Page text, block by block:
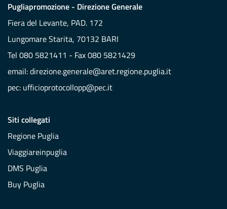
Pugliapromozione - Direzione Generale
Fiera del Levante, PAD. 172
Lungomare Starita, 70132 BARI
Tel 080 5821411 - Fax 080 5821429
email:direzione.generale@aret.regione.puglia.it
pec: ufficioprotocollopp@pec.it
Siti collegati
Regione Puglia
Viaggiareinpuglia
DMS Puglia
Buy Puglia